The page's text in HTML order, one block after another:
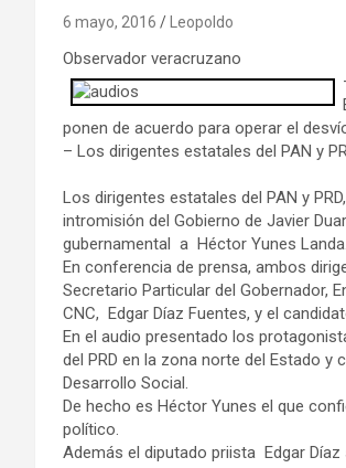
6 mayo, 2016 Leopoldo
Observador veracruzano
ponen de acuerdo para operar el
– Los dirigentes estatales del PAN y
Los dirigentes estatales del PAN y
intromisión del Gobierno de Javier
gubernamental a Héctor Yunes Landa.
En conferencia de prensa, ambos
Secretario Particular del Gobernador,
CNC, Edgar Díaz Fuentes, y el
En el audio presentado los
del PRD en la zona norte del Estado
Desarrollo Social.
De hecho es Héctor Yunes el que
político.
Además el diputado priista Edgar